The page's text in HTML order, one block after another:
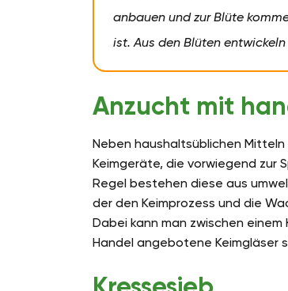
anbauen und zur Blüte
ist. Aus den Blüten
Anzucht mit
Neben haushaltsüblichen
Keimgeräte, die vorwiegend zur
Regel bestehen diese aus
der den Keimprozess und die
Dabei kann man zwischen
Handel angebotene Keimgläser